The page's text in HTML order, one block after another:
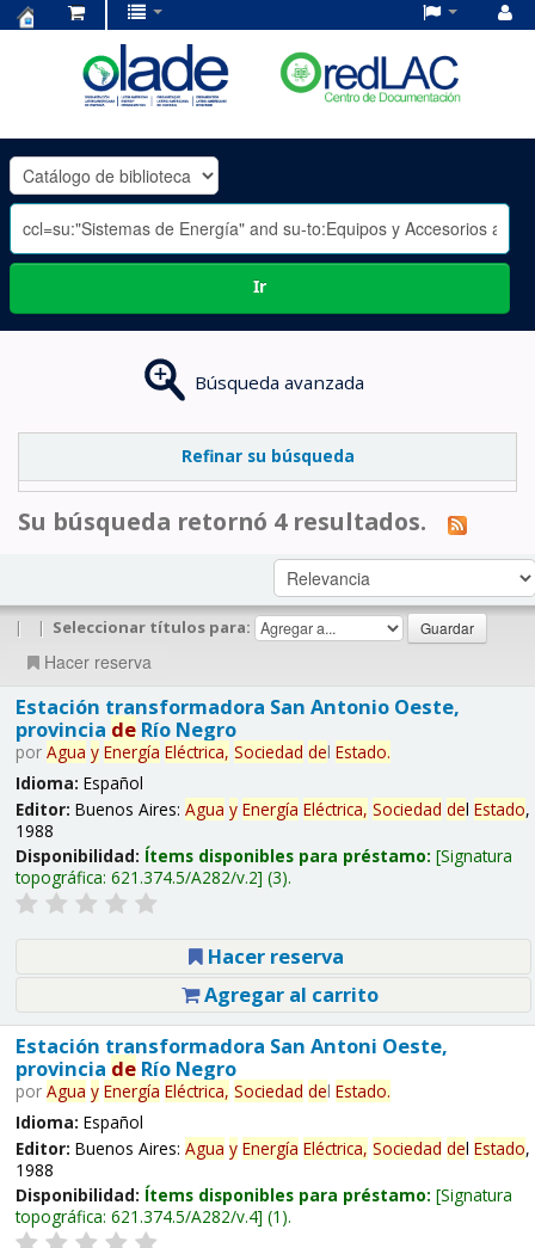
OLADE
-
Ir
Búsqueda avanzada
Refinar su búsqueda
Su búsqueda retornó 4 resultados.
| | Seleccionar títulos para:
Hacer reserva
Estación transformadora San Antonio Oeste,
provincia deRío Negro
por Agua y Energía Eléctrica, Sociedad del Estado.
Idioma: Español
Editor: Buenos Aires: Agua y Energía Eléctrica, Sociedad del Estado,
1988
Disponibilidad: Ítems disponibles para préstamo: Signatura
topográfica: 621.374.5/A282/v.2 (3).
Hacer reserva
Agregar al carrito
Estación transformadora San Antoni Oeste,
provincia deRío Negro
por Agua y Energía Eléctrica, Sociedad del Estado.
Idioma: Español
Editor: Buenos Aires: Agua y Energía Eléctrica, Sociedad del Estado,
1988
Disponibilidad: Ítems disponibles para préstamo: Signatura
topográfica: 621.374.5/A282/v.4 (1).